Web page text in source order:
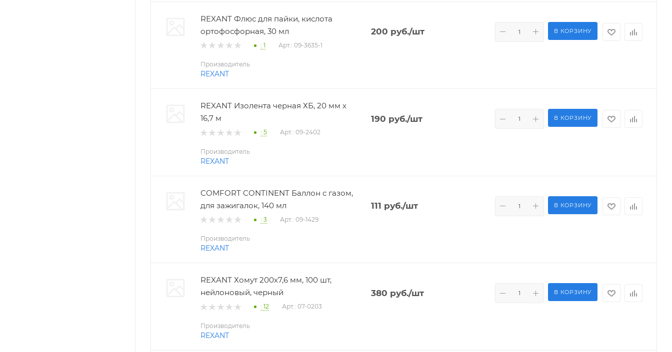
REXANT Флюс для пайки, кислота
ортофосфорная, 30 мл
: 1 Арт.: 09-3635-1
200 руб./шт В КОРЗИНУ
Производитель
REXANT
REXANT Изолента черная ХБ, 20 мм х
16,7 м
: 5 Арт.: 09-2402
190 руб./шт В КОРЗИНУ
Производитель
REXANT
COMFORT CONTINENT Баллон с газом,
для зажигалок, 140 мл
: 3 Арт.: 09-1429
111 руб./шт В КОРЗИНУ
Производитель
REXANT
REXANT Хомут 200х7,6 мм, 100 шт,
нейлоновый, черный
: 12 Арт.: 07-0203
380 руб./шт В КОРЗИНУ
Производитель
REXANT